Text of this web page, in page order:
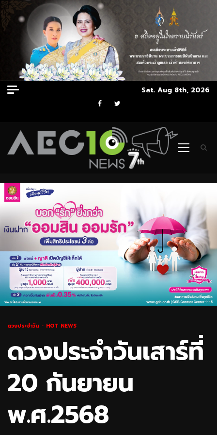
Skip
to
Sat. Aug 8th, 2026
Facebook
Twitter
Primary
ดวงประจำวัน HOT NEWS
ดวงประจำวันเสาร์ที่
20 กันยายน
พ.ศ.2568